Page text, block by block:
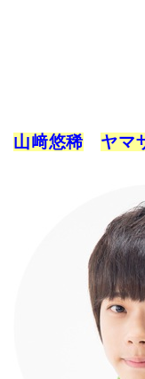
山﨑悠稀 ヤマ